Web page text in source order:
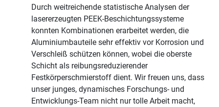
Durch weitreichende statistische Analysen der
lasererzeugten PEEK-Beschichtungssysteme
konnten Kombinationen erarbeitet werden, die
Aluminiumbauteile sehr effektiv vor Korrosion und
Verschleiß schützen können, wobei die oberste
Schicht als reibungsreduzierender
Festkörperschmierstoff dient. Wir freuen uns, dass
unser junges, dynamisches Forschungs- und
Entwicklungs-Team nicht nur tolle Arbeit macht,